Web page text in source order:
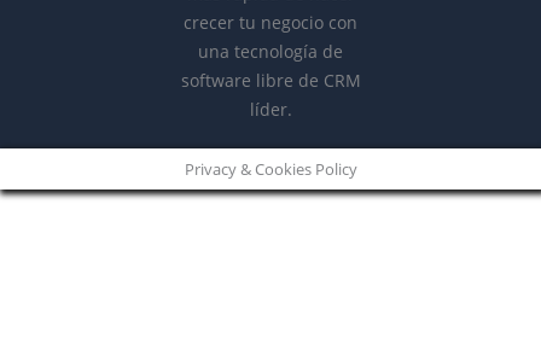
Privacy & Cookies Policy